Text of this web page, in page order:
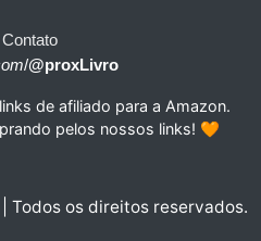
Contato
/@proxLivro
de afiliado para a Amazon.
pelos nossos links! 🧡
Todos os direitos reservados.